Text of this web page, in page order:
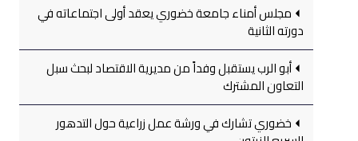
مجلس أمناء جامعة خضوري يعقد أولى اجتماعاته في
دورته الثانية
أبو الرب يستقبل وفداً من مديرية الاقتصاد لبحث سبل
التعاون المشترك
خضوري تشارك في ورشة عمل زراعية حول التدهور